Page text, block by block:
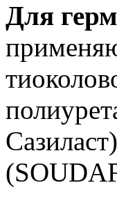
Для